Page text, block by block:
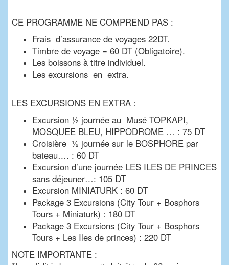
CE PROGRAMME NE COMPREND PAS :
Frais d’assurance de voyages 22DT.
Timbre de voyage = 60 DT (Obligatoire).
Les boissons à titre individuel.
Les excursions en extra.
LES EXCURSIONS EN EXTRA :
Excursion ½ journée au Musé TOPKAPI,
MOSQUEE BLEU, HIPPODROME … : 75 DT
Croisière ½ journée sur le BOSPHORE par
bateau…. : 60 DT
Excursion d’une journée LES ILES DE PRINCES
sans déjeuner…: 105 DT
Excursion MINIATURK : 60 DT
Package 3 Excursions (City Tour + Bosphors
Tours + Miniaturk) : 180 DT
Package 3 Excursions (City Tour + Bosphors
Tours + Les Iles de princes) : 220 DT
NOTE IMPORTANTE :